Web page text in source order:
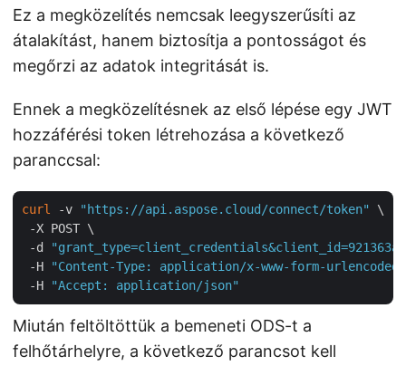
Ez a megközelítés nemcsak leegyszerűsíti az
átalakítást, hanem biztosítja a pontosságot és
megőrzi az adatok integritását is.
Ennek a megközelítésnek az első lépése egy JWT
hozzáférési token létrehozása a következő
paranccsal:
curl -v "https://api.aspose.cloud/connect/token"
\
-X POST \
-d
"grant_type=client_credentials&client_id=921363a8-
-H
"Content-Type: application/x-www-form-urlencoded"
-H
"Accept: application/json"
Miután feltöltöttük a bemeneti ODS-t a
felhőtárhelyre, a következő parancsot kell